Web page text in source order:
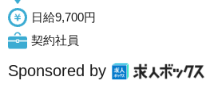
日給9,700円
契約社員
Sponsored by